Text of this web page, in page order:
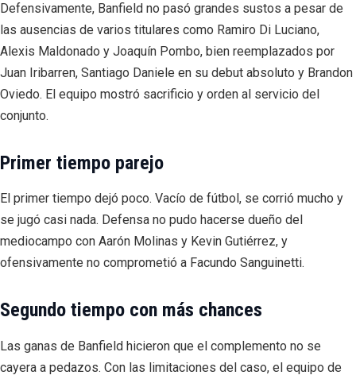
Defensivamente, Banfield no pasó grandes sustos a pesar de
las ausencias de varios titulares como Ramiro Di Luciano,
Alexis Maldonado y Joaquín Pombo, bien reemplazados por
Juan Iribarren, Santiago Daniele en su debut absoluto y Brandon
Oviedo. El equipo mostró sacrificio y orden al servicio del
conjunto.
Primer tiempo parejo
El primer tiempo dejó poco. Vacío de fútbol, se corrió mucho y
se jugó casi nada. Defensa no pudo hacerse dueño del
mediocampo con Aarón Molinas y Kevin Gutiérrez, y
ofensivamente no comprometió a Facundo Sanguinetti.
Segundo tiempo con más chances
Las ganas de Banfield hicieron que el complemento no se
cayera a pedazos. Con las limitaciones del caso, el equipo de